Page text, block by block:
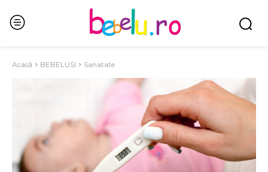
Acasă BEBELUSI Sanatate